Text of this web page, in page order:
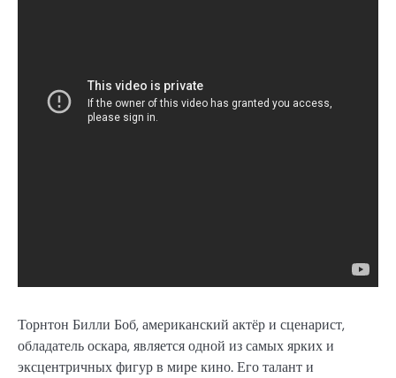
Торнтон Билли Боб, американский актёр и сценарист,
обладатель оскара, является одной из самых ярких и
эксцентричных фигур в мире кино. Его талант и